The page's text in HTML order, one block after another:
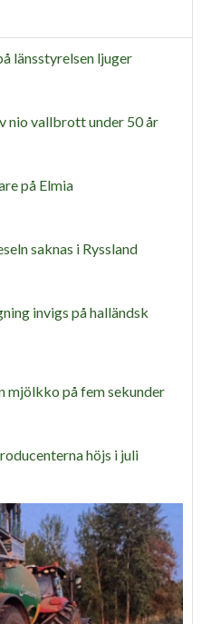
länsstyrelsen ljuger
nio vallbrott under 50 år
på Elmia
saknas i Ryssland
invigs på halländsk
mjölkko på fem sekunder
höjs i juli